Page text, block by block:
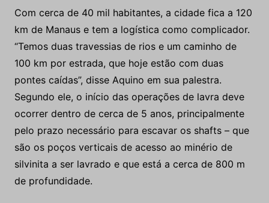
Com cerca de 40 mil habitantes, a cidade fica a 120
km de Manaus e tem a logística como complicador.
“Temos duas travessias de rios e um caminho de
100 km por estrada, que hoje estão com duas
pontes caídas”, disse Aquino em sua palestra.
Segundo ele, o início das operações de lavra deve
ocorrer dentro de cerca de 5 anos, principalmente
pelo prazo necessário para escavar os shafts – que
são os poços verticais de acesso ao minério de
silvinita a ser lavrado e que está a cerca de 800 m
de profundidade.